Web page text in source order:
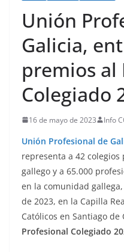
Unión
Galicia,
premios al
Colegiado
16 de mayo de 2023 Info
Unión Profesional de
representa a 42
gallego y a 65.000
en la comunidad
de 2023, en la Capilla
Católicos en Santiago de
Profesional Colegiado